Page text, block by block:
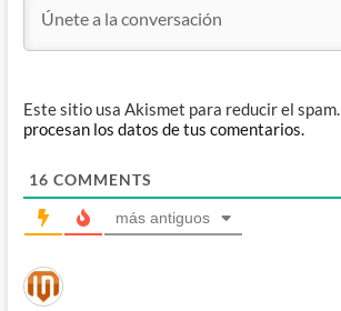
Este sitio usa Akismet para reducir el spam.
procesan los datos de tus comentarios.
16 COMMENTS
más antiguos